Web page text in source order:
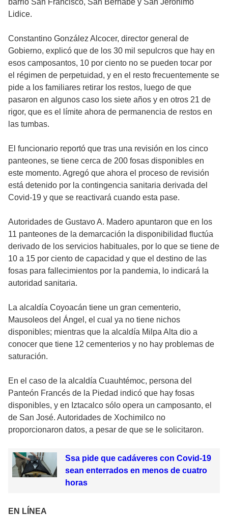
Lidice.
Constantino González Alcocer, director general de
Gobierno, explicó que de los 30 mil sepulcros que hay en
esos camposantos, 10 por ciento no se pueden tocar por
el régimen de perpetuidad, y en el resto frecuentemente se
pide a los familiares retirar los restos, luego de que
pasaron en algunos caso los siete años y en otros 21 de
rigor, que es el límite ahora de permanencia de restos en
las tumbas.
El funcionario reportó que tras una revisión en los cinco
panteones, se tiene cerca de 200 fosas disponibles en
este momento. Agregó que ahora el proceso de revisión
está detenido por la contingencia sanitaria derivada del
Covid-19 y que se reactivará cuando esta pase.
Autoridades de Gustavo A. Madero apuntaron que en los
11 panteones de la demarcación la disponibilidad fluctúa
derivado de los servicios habituales, por lo que se tiene de
10 a 15 por ciento de capacidad y que el destino de las
fosas para fallecimientos por la pandemia, lo indicará la
autoridad sanitaria.
La alcaldía Coyoacán tiene un gran cementerio,
Mausoleos del Ángel, el cual ya no tiene nichos
disponibles; mientras que la alcaldía Milpa Alta dio a
conocer que tiene 12 cementerios y no hay problemas de
saturación.
En el caso de la alcaldía Cuauhtémoc, persona del
Panteón Francés de la Piedad indicó que hay fosas
disponibles, y en Iztacalco sólo opera un camposanto, el
de San José. Autoridades de Xochimilco no
proporcionaron datos, a pesar de que se le solicitaron.
Ssa pide que cadáveres con Covid-19
sean enterrados en menos de cuatro
horas
EN LÍNEA